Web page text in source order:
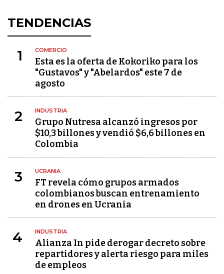
TENDENCIAS
1 COMERCIO
Esta es la oferta de Kokoriko para los
"Gustavos" y "Abelardos" este 7 de
agosto
2 INDUSTRIA
Grupo Nutresa alcanzó ingresos por
$10,3 billones y vendió $6,6 billones en
Colombia
3 UCRANIA
FT revela cómo grupos armados
colombianos buscan entrenamiento
en drones en Ucrania
4 INDUSTRIA
Alianza In pide derogar decreto sobre
repartidores y alerta riesgo para miles
de empleos